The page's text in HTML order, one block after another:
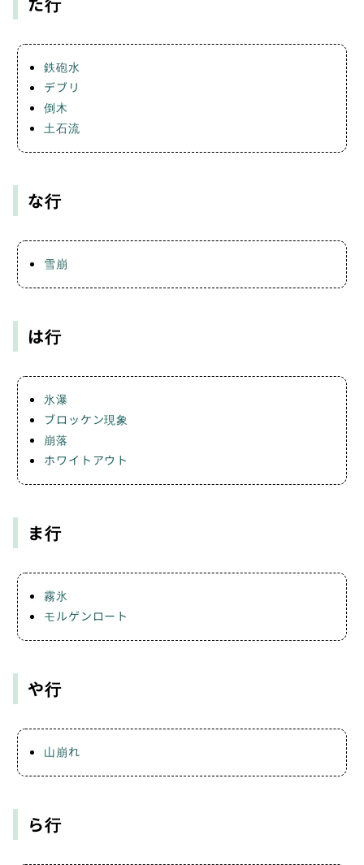
鉄砲水
デブリ
倒木
土石流
な行
雪崩
は行
氷瀑
ブロッケン現象
崩落
ホワイトアウト
ま行
霧氷
モルゲンロート
や行
山崩れ
ら行